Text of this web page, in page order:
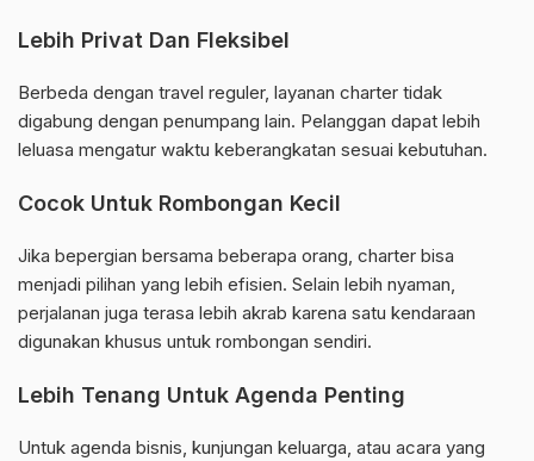
Lebih Privat Dan Fleksibel
Berbeda dengan travel reguler, layanan charter tidak
digabung dengan penumpang lain. Pelanggan dapat lebih
leluasa mengatur waktu keberangkatan sesuai kebutuhan.
Cocok Untuk Rombongan Kecil
Jika bepergian bersama beberapa orang, charter bisa
menjadi pilihan yang lebih efisien. Selain lebih nyaman,
perjalanan juga terasa lebih akrab karena satu kendaraan
digunakan khusus untuk rombongan sendiri.
Lebih Tenang Untuk Agenda Penting
Untuk agenda bisnis, kunjungan keluarga, atau acara yang